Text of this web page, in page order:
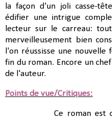
la façon d'un joli casse-
édifier une intrigue
lecteur sur le carreau:
merveilleusement bien
l'on réussisse une
fin du roman. Encore un
de l'auteur.
Points de vue/Critiques:
Ce roman est